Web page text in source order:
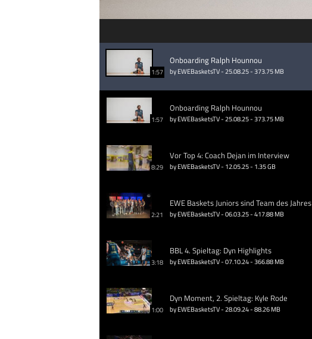
1:57
Onboarding Ralph Hounnou
by EWEBasketsTV - 25.08.25 - 373.75 MB
1:57
Onboarding Ralph Hounnou
by EWEBasketsTV - 25.08.25 - 373.75 MB
8:29
Vor Top 4: Coach Dejan im Interview
by EWEBasketsTV - 12.05.25 - 1.35 GB
2:21
EWE Baskets Juniors sind Team des Jahres
by EWEBasketsTV - 06.03.25 - 417.88 MB
3:18
BBL 4. Spieltag: Dyn Highlights
by EWEBasketsTV - 07.10.24 - 366.88 MB
1:00
Dyn Moment, 2. Spieltag: Kyle Rode
by EWEBasketsTV - 28.09.24 - 88.26 MB